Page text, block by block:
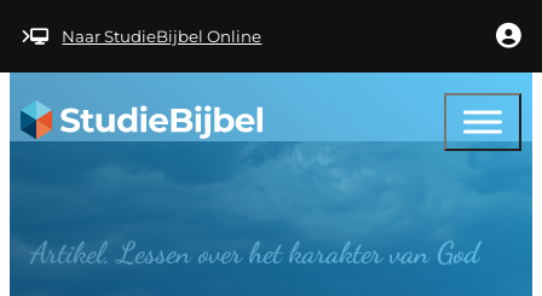
Naar StudieBijbel Online
Artikel, Lessen over het karakter van God